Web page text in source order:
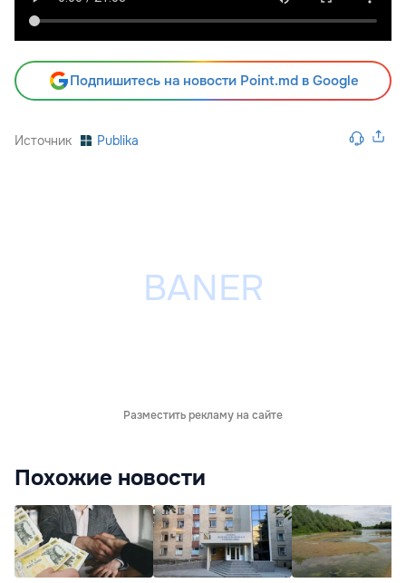
Подпишитесь на новости Point.md в Google
Источник Publika
Разместить рекламу на сайте
Похожие новости